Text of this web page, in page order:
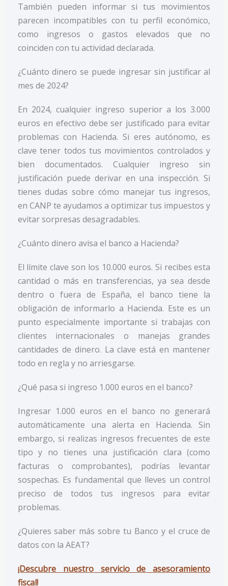
También pueden informar si tus movimientos
parecen incompatibles con tu perfil económico,
como ingresos o gastos elevados que no
coinciden con tu actividad declarada.
¿Cuánto dinero se puede ingresar sin justificar al
mes de 2024?
En 2024, cualquier ingreso superior a los 3.000
euros en efectivo debe ser justificado para evitar
problemas con Hacienda. Si eres autónomo, es
clave tener todos tus movimientos controlados y
bien documentados. Cualquier ingreso sin
justificación puede derivar en una inspección. Si
tienes dudas sobre cómo manejar tus ingresos,
en CANP te ayudamos a optimizar tus impuestos y
evitar sorpresas desagradables.
¿Cuánto dinero avisa el banco a Hacienda?
El límite clave son los 10.000 euros. Si recibes esta
cantidad o más en transferencias, ya sea desde
dentro o fuera de España, el banco tiene la
obligación de informarlo a Hacienda. Este es un
punto especialmente importante si trabajas con
clientes internacionales o manejas grandes
cantidades de dinero. La clave está en mantener
todo en regla y no arriesgarse.
¿Qué pasa si ingreso 1.000 euros en el banco?
Ingresar 1.000 euros en el banco no generará
automáticamente una alerta en Hacienda. Sin
embargo, si realizas ingresos frecuentes de este
tipo y no tienes una justificación clara (como
facturas o comprobantes), podrías levantar
sospechas. Es fundamental que lleves un control
preciso de todos tus ingresos para evitar
problemas.
¿Quieres saber más sobre tu Banco y el cruce de
datos con la AEAT?
¡Descubre nuestro servicio de asesoramiento
fiscal!